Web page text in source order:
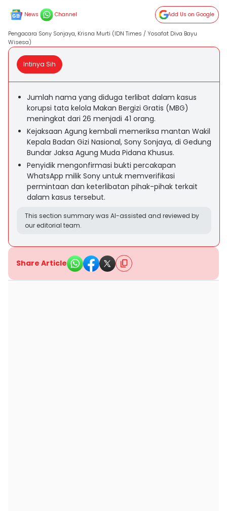
News Channel Add Us on Google
Pengacara Sony Sonjaya, Krisna Murti (IDN Times / Yosafat Diva Bayu
Wisesa)
Intinya Sih
Jumlah nama yang diduga terlibat dalam kasus
korupsi tata kelola Makan Bergizi Gratis (MBG)
meningkat dari 26 menjadi 41 orang.
Kejaksaan Agung kembali memeriksa mantan Wakil
Kepala Badan Gizi Nasional, Sony Sonjaya, di Gedung
Bundar Jaksa Agung Muda Pidana Khusus.
Penyidik mengonfirmasi bukti percakapan
WhatsApp milik Sony untuk memverifikasi
permintaan dan keterlibatan pihak-pihak terkait
dalam kasus tersebut.
This section summary was AI-assisted and reviewed by
our editorial team.
Share Article